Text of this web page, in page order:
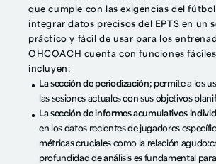
que cumple con las exigencias del
integrar datos precisos del EPTS en un
práctico y fácil de usar para los
OHCOACH cuenta con funciones
incluyen:
La sección de periodización; permite a los
las sesiones actuales con sus objetivos
La sección de informes acumulativos
en los datos recientes de jugadores
métricas cruciales como la relación
profundidad de análisis es fundamental